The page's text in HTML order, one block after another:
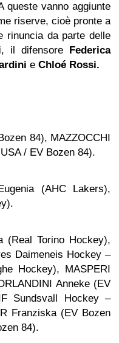
queste vanno aggiunte
riserve, cioè pronte a
rinuncia da parte delle
, il difensore Federica
e Chloé Rossi.
84), MAZZOCCHI
/ EV Bozen 84).
(AHC Lakers),
(Real Torino Hockey),
Daimeneis Hockey –
Hockey), MASPERI
Anneke (EV
Sundsvall Hockey –
Franziska (EV Bozen
84).